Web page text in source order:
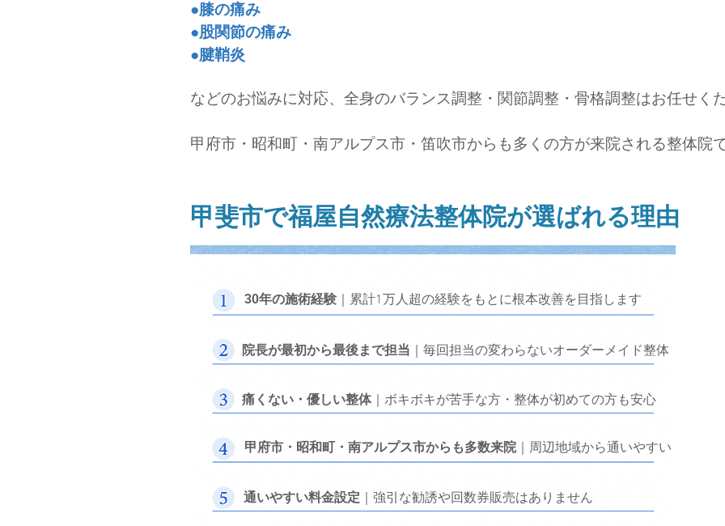
●膝の痛み
●股関節の痛み
​●腱鞘炎
などのお悩みに対応、全身のバランス調整・関節調整・骨格調整はお任せく
甲府市・昭和町・南アルプス市・笛吹市からも多くの方が来院される整体院
​甲斐市で福屋自然療法整体院が選ばれる理由
​30年の施術経験｜累計1万人超の経験をもとに根本改善を目指します
​痛くない・優しい整体｜ボキボキが苦手な方・整体が初めての方も安心
院長が最初から最後まで担当 ｜毎回担当の変わらないオーダーメイド整体
​甲府市・昭和町・南アルプス市からも多数来院｜周辺地域から通いやすい
​通いやすい料金設定 ｜強引な勧誘や回数券販売はありません